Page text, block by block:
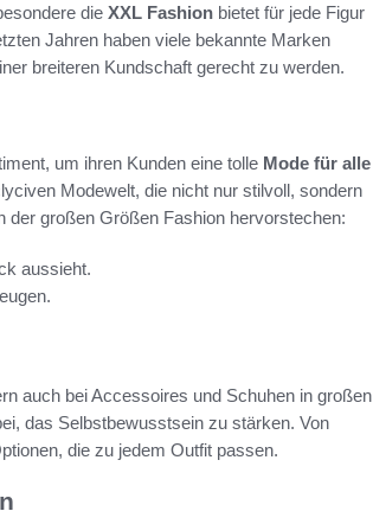
die XXL Fashion bietet für jede Figur
Jahren haben viele bekannte Marken
breiteren Kundschaft gerecht zu werden.
um ihren Kunden eine tolle Mode für alle
Modewelt, die nicht nur stilvoll, sondern
der großen Größen Fashion hervorstechen:
aussieht.
auch bei Accessoires und Schuhen in großen
das Selbstbewusstsein zu stärken. Von
die zu jedem Outfit passen.